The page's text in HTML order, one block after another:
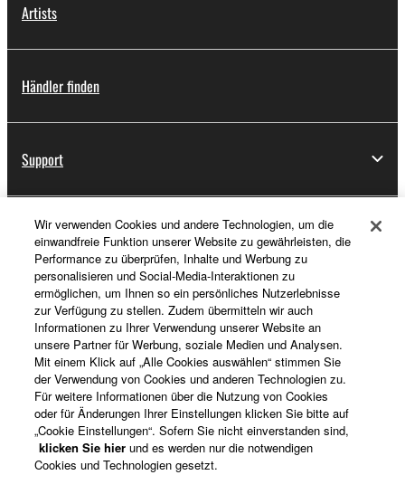
Artists
Händler finden
Support
Registrierung von „Yamaha Music ID“
Über Yamaha
Deutschland - German
Business
Wir verwenden Cookies und andere Technologien, um die
einwandfreie Funktion unserer Website zu gewährleisten, die
Performance zu überprüfen, Inhalte und Werbung zu
personalisieren und Social-Media-Interaktionen zu
ermöglichen, um Ihnen so ein persönliches Nutzerlebnisse
zur Verfügung zu stellen. Zudem übermitteln wir auch
Informationen zu Ihrer Verwendung unserer Website an
unsere Partner für Werbung, soziale Medien und Analysen.
Mit einem Klick auf „Alle Cookies auswählen“ stimmen Sie
der Verwendung von Cookies und anderen Technologien zu.
Für weitere Informationen über die Nutzung von Cookies
oder für Änderungen Ihrer Einstellungen klicken Sie bitte auf
„Cookie Einstellungen“. Sofern Sie nicht einverstanden sind,
klicken Sie hier und es werden nur die notwendigen
Cookies und Technologien gesetzt.